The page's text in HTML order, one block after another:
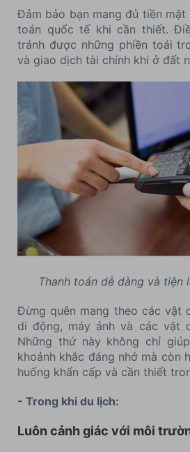
Đảm bảo bạn mang đủ tiền mặt
toán quốc tế khi cần thiết.
tránh được những phiền toái
và giao dịch tài chính khi ở đất
Thanh toán dễ dàng và tiện
Đừng quên mang theo các vật
di động, máy ảnh và các vật
Những thứ này không chỉ
khoảnh khắc đáng nhớ mà còn
huống khẩn cấp và cần thiết
- Trong khi du lịch:
Luôn cảnh giác với môi